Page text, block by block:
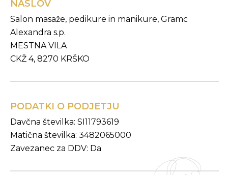
NASLOV
Salon masaže, pedikure in manikure, Gramc
Alexandra s.p.
MESTNA VILA
CKŽ 4, 8270 KRŠKO
PODATKI O PODJETJU
Davčna številka: SI11793619
Matična številka: 3482065000
Zavezanec za DDV: Da